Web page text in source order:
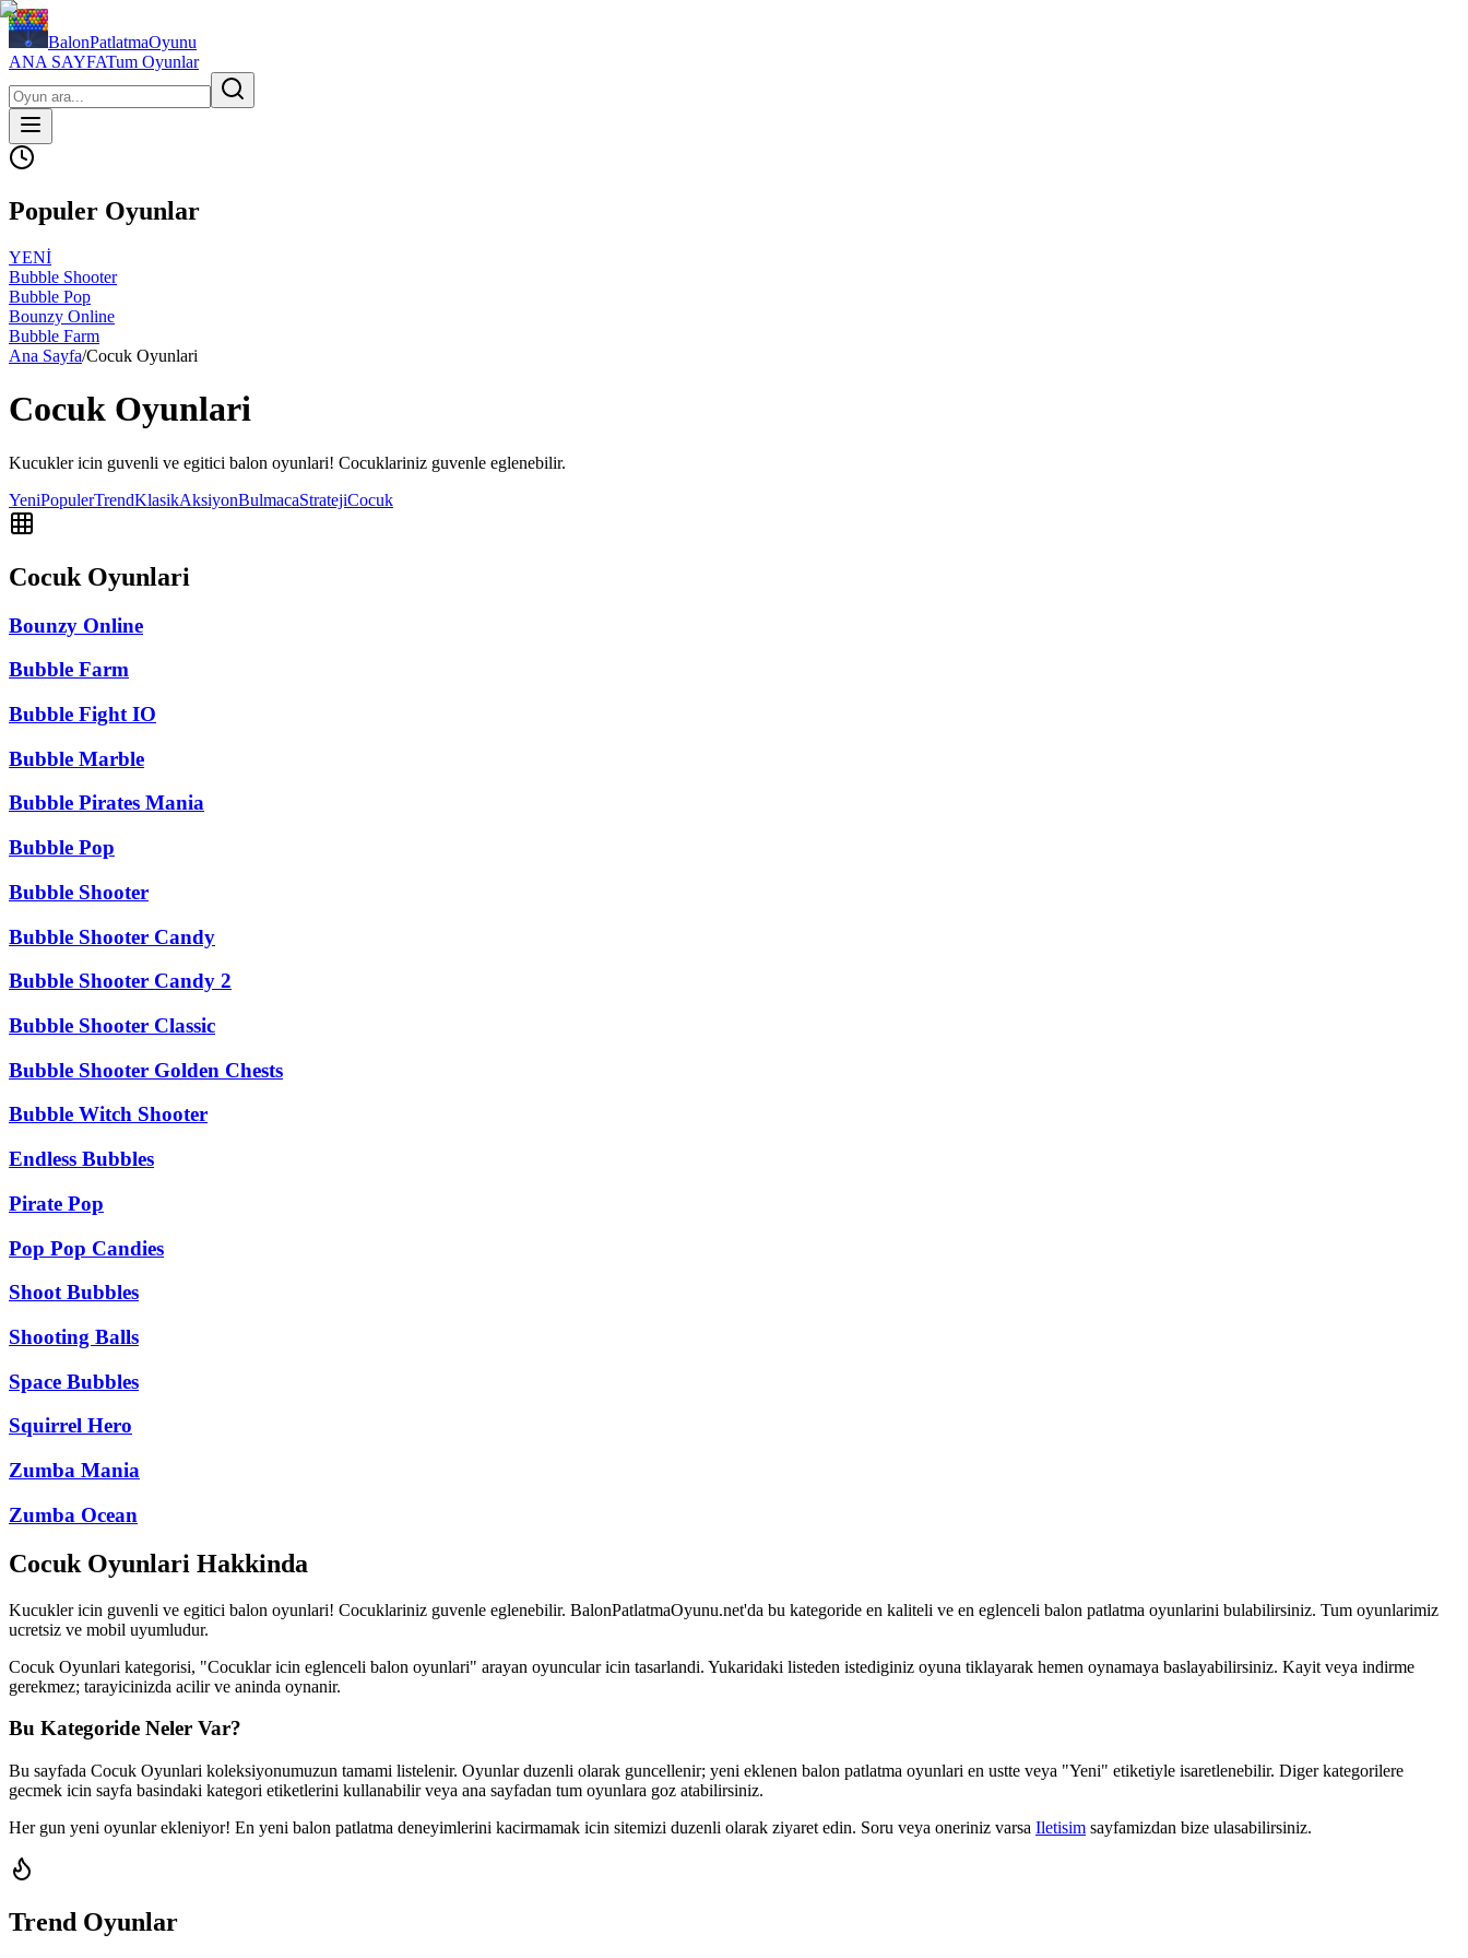
BalonPatlatmaOyunu
ANA SAYFATum Oyunlar
Populer Oyunlar
YENİ
Bubble Shooter
Bubble Pop
Bounzy Online
Bubble Farm
Ana Sayfa/Cocuk Oyunlari
Cocuk Oyunlari
Kucukler icin guvenli ve egitici balon oyunlari! Cocuklariniz guvenle eglenebilir.
YeniPopulerTrendKlasikAksiyonBulmacaStratejiCocuk
Cocuk Oyunlari
Bounzy Online
Bubble Farm
Bubble Fight IO
Bubble Marble
Bubble Pirates Mania
Bubble Pop
Bubble Shooter
Bubble Shooter Candy
Bubble Shooter Candy 2
Bubble Shooter Classic
Bubble Shooter Golden Chests
Bubble Witch Shooter
Endless Bubbles
Pirate Pop
Pop Pop Candies
Shoot Bubbles
Shooting Balls
Space Bubbles
Squirrel Hero
Zumba Mania
Zumba Ocean
Cocuk Oyunlari Hakkinda
Kucukler icin guvenli ve egitici balon oyunlari! Cocuklariniz guvenle eglenebilir. BalonPatlatmaOyunu.net'da bu kategoride en kaliteli ve en eglenceli balon patlatma oyunlarini bulabilirsiniz. Tum oyunlarimiz
ucretsiz ve mobil uyumludur.
Cocuk Oyunlari kategorisi, "Cocuklar icin eglenceli balon oyunlari" arayan oyuncular icin tasarlandi. Yukaridaki listeden istediginiz oyuna tiklayarak hemen oynamaya baslayabilirsiniz. Kayit veya indirme
gerekmez; tarayicinizda acilir ve aninda oynanir.
Bu Kategoride Neler Var?
Bu sayfada Cocuk Oyunlari koleksiyonumuzun tamami listelenir. Oyunlar duzenli olarak guncellenir; yeni eklenen balon patlatma oyunlari en ustte veya "Yeni" etiketiyle isaretlenebilir. Diger kategorilere
gecmek icin sayfa basindaki kategori etiketlerini kullanabilir veya ana sayfadan tum oyunlara goz atabilirsiniz.
Her gun yeni oyunlar ekleniyor! En yeni balon patlatma deneyimlerini kacirmamak icin sitemizi duzenli olarak ziyaret edin. Soru veya oneriniz varsa Iletisim sayfamizdan bize ulasabilirsiniz.
Trend Oyunlar